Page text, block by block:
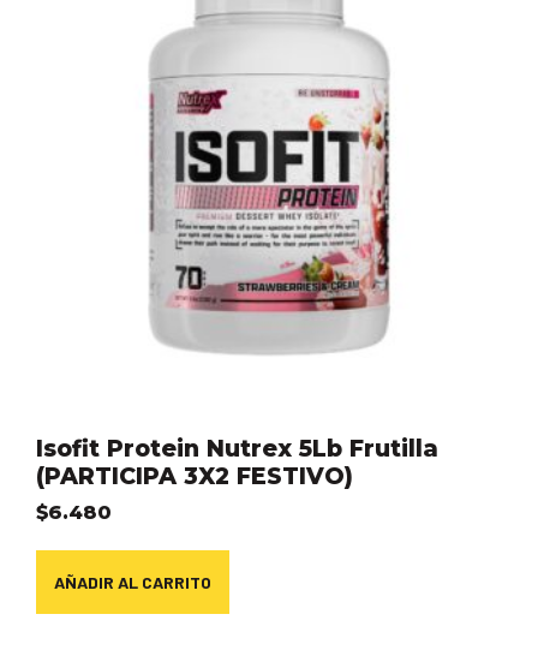
Isofit Protein Nutrex 5Lb Frutilla
(PARTICIPA 3X2 FESTIVO)
$6.480
AÑADIR AL CARRITO